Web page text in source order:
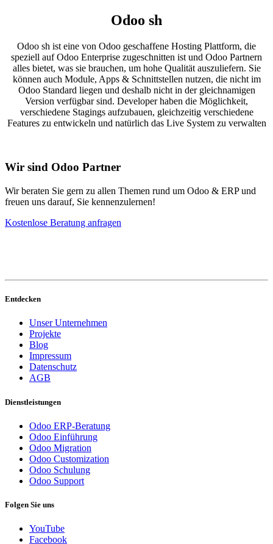
Odoo sh
Odoo sh ist eine von Odoo geschaffene Hosting Plattform, die
speziell auf Odoo Enterprise zugeschnitten ist und Odoo Partnern
alles bietet, was sie brauchen, um hohe Qualität auszuliefern. Sie
können auch Module, Apps & Schnittstellen nutzen, die nicht im
Odoo Standard liegen und deshalb nicht in der gleichnamigen
Version verfügbar sind. Developer haben die Möglichkeit,
verschiedene Stagings aufzubauen, gleichzeitig verschiedene
Features zu entwickeln und natürlich das Live System zu verwalten
Wir sind Odoo Partner
Wir beraten Sie gern zu allen Themen rund um Odoo & ERP und
freuen uns darauf, Sie kennenzulernen!
Kostenlose Beratung anfragen
Entdecken
Unser Unternehmen
Projekte
Blog
Impressum
Datenschutz
AGB
Dienstleistungen
Odoo ERP-Beratung
Odoo Einführung
Odoo Migration
Odoo Customization
Odoo Schulung
Odoo Support
Folgen Sie uns
YouTube
Facebook